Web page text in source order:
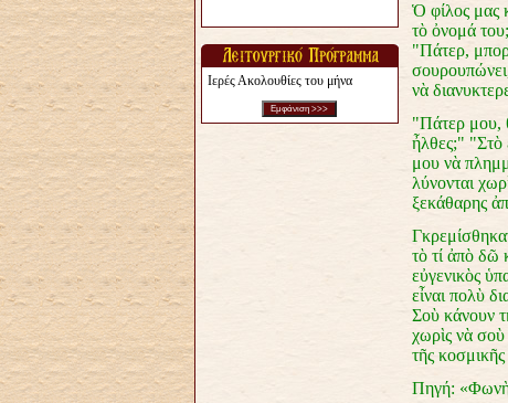
Ιερές Ακολουθίες του μήνα
Ὁ φίλος μας
τὸ ὀνομά
"Πάτερ,
νὰ
"Πάτερ μου,
ἦλθες;" "Στὸ
μου νὰ
λύνονται
ξεκάθαρης
τὸ τί ἀπὸ δῶ
εὐγενικὸς
εἶναι πολὺ
Σοὺ κάνουν
χωρὶς νὰ σοὺ
τῆς
Πηγή: «Φωνὴ